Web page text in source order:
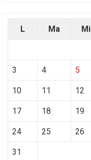
L Ma Mi
3 4 5
10 11 12
17 18 19
24 25 26
31